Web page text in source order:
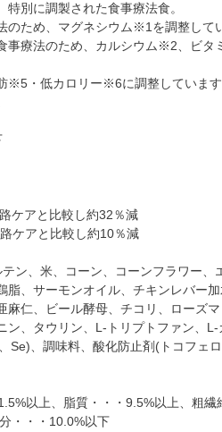
特別に調製された食事療法食。
のため、マグネシウム※1を調整して
事療法のため、カルシウム※2、ビタ
※5・低カロリー※6に調整しています
ケアと比較し約32％減
ケアと比較し約10％減
ン、米、コーン、コーンフラワー、
脂、サーモンオイル、チキンレバー
麻仁、ビール酵母、チコリ、ローズ
ン、タウリン、L-トリプトファン、L-
Se)、調味料、酸化防止剤(トコフェ
以上、脂質・・・9.5%以上、粗繊
・・・10.0%以下